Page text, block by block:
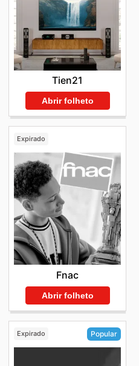
Tien21
Abrir folheto
Expirado
Fnac
Abrir folheto
Expirado Popular